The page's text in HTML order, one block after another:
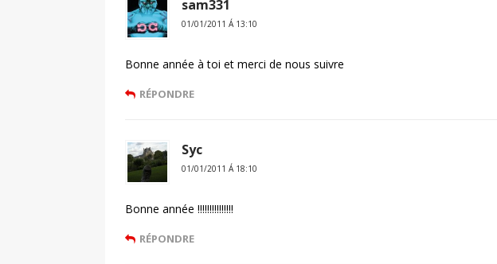
sam331
01/01/2011 Á 13:10
Bonne année à toi et merci de nous suivre
RÉPONDRE
Syc
01/01/2011 Á 18:10
Bonne année !!!!!!!!!!!!!!!
RÉPONDRE